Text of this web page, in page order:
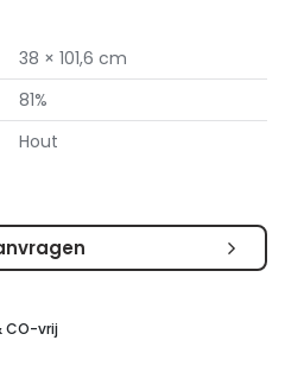
38 × 101,6 cm
81%
Hout
CO-vrij